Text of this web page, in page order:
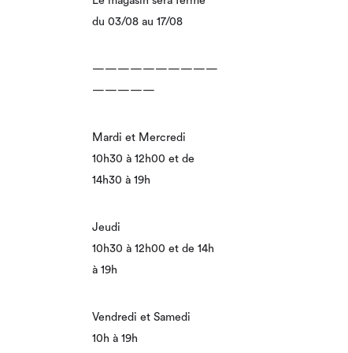
du 03/08 au 17/08
——————————
—————
Mardi et Mercredi
10h30 à 12h00 et de
14h30 à 19h
Jeudi
10h30 à 12h00 et de 14h
à 19h
Vendredi et Samedi
10h à 19h